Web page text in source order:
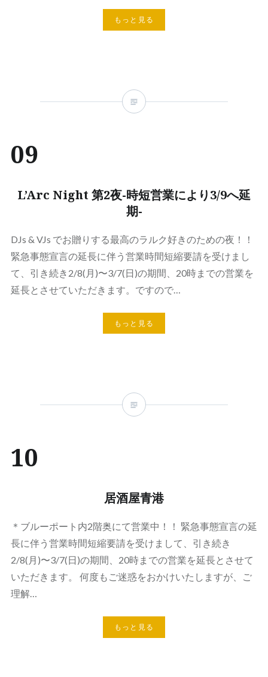
もっと見る
09
L’Arc Night 第2夜-時短営業により3/9へ延
期-
DJs & VJs でお贈りする最高のラルク好きのための夜！！
緊急事態宣言の延長に伴う営業時間短縮要請を受けまし
て、引き続き2/8(月)〜3/7(日)の期間、20時までの営業を
延長とさせていただきます。ですので…
もっと見る
10
居酒屋青港
＊ブルーポート内2階奥にて営業中！！ 緊急事態宣言の延
長に伴う営業時間短縮要請を受けまして、引き続き
2/8(月)〜3/7(日)の期間、20時までの営業を延長とさせて
いただきます。 何度もご迷惑をおかけいたしますが、ご
理解…
もっと見る